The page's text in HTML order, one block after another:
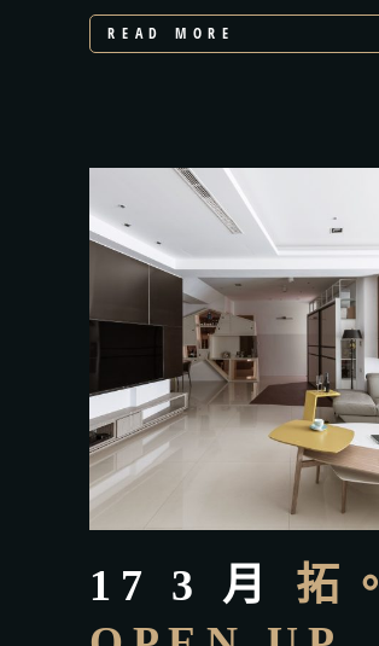
READ MORE
17 3 月
拓。